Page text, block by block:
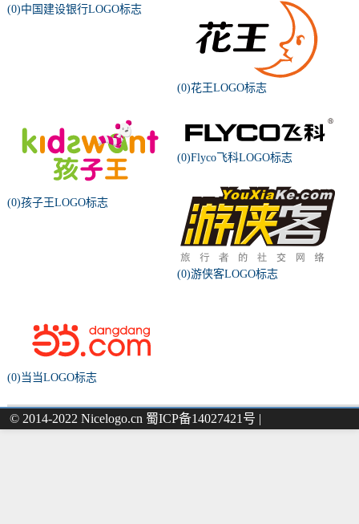
(0)中国建设银行LOGO标志
(0)花王LOGO标志
(0)孩子王LOGO标志
(0)Flyco飞科LOGO标志
(0)游侠客LOGO标志
(0)当当LOGO标志
© 2014-2022 Nicelogo.cn 蜀ICP备14027421号 |